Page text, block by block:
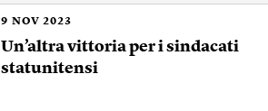
9 NOV 2023
Un’altra vittoria per i sindacati
statunitensi